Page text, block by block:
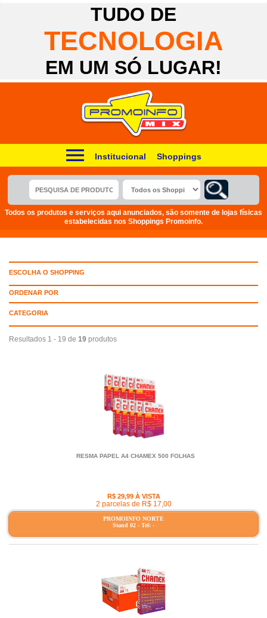
TUDO DE
TECNOLOGIA
EM UM SÓ LUGAR!
Todos os produtos e serviços aqui anunciados, são somente de lojas físicas
estabelecidas nos Shoppings Promoinfo.
Institucional Shoppings
ESCOLHA O SHOPPING
ORDENAR POR
CATEGORIA
Resultados 1 - 19 de 19 produtos
RESMA PAPEL A4 CHAMEX 500 FOLHAS
R$ 29,99 À VISTA
2 parcelas de R$ 17,00
PROMOINFO NORTE
Stand 02 - Tel: -